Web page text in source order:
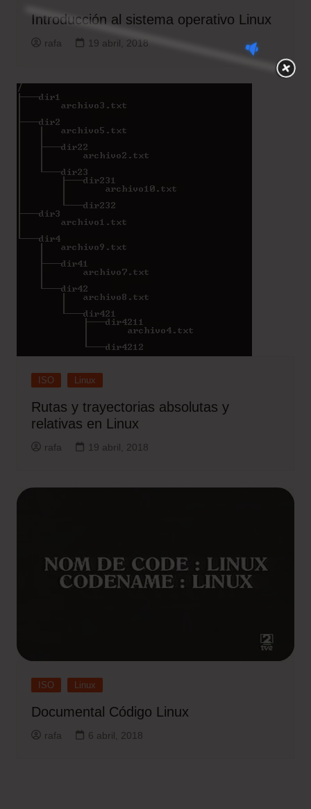
Introducción al sistema operativo Linux
rafa 19 abril, 2018
ISO Linux
Rutas y trayectorias absolutas y
relativas en Linux
rafa 19 abril, 2018
ISO Linux
Documental Código Linux
rafa 6 abril, 2018